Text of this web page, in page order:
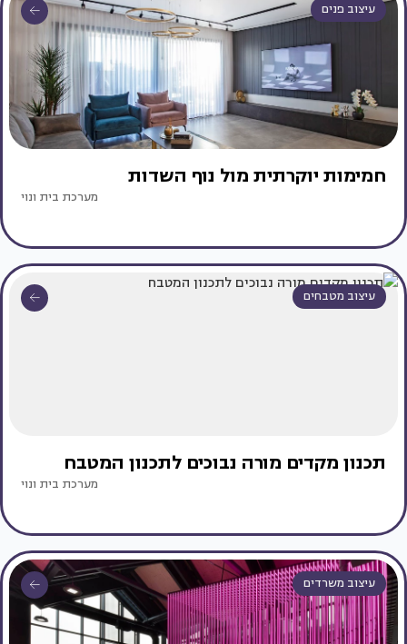
עיצוב פנים
חמימות יוקרתית מול נוף השדות
מערכת בית ונוי
עיצוב מטבחים
תכנון מקדים מורה נבוכים לתכנון המטבח
מערכת בית ונוי
עיצוב משרדים